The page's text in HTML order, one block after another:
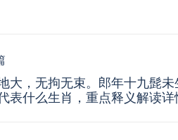
大，无拘无束。郎年十九髭未
表什么生肖，重点释义解读详